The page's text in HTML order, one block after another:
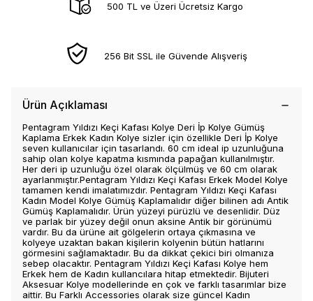
500 TL ve Üzeri Ücretsiz Kargo
256 Bit SSL ile Güvende Alışveriş
Ürün Açıklaması
Pentagram Yıldızı Keçi Kafası Kolye Deri İp Kolye Gümüş
Kaplama Erkek Kadın Kolye sizler için özellikle Deri İp Kolye
seven kullanıcılar için tasarlandı. 60 cm ideal ip uzunluğuna
sahip olan kolye kapatma kısmında papağan kullanılmıştır.
Her deri ip uzunluğu özel olarak ölçülmüş ve 60 cm olarak
ayarlanmıştır.Pentagram Yıldızı Keçi Kafası Erkek Model Kolye
tamamen kendi imalatımızdır. Pentagram Yıldızı Keçi Kafası
Kadın Model Kolye Gümüş Kaplamalıdır diğer bilinen adı Antik
Gümüş Kaplamalıdır. Ürün yüzeyi pürüzlü ve desenlidir. Düz
ve parlak bir yüzey değil onun aksine Antik bir görünümü
vardır. Bu da ürüne ait gölgelerin ortaya çıkmasına ve
kolyeye uzaktan bakan kişilerin kolyenin bütün hatlarını
görmesini sağlamaktadır. Bu da dikkat çekici biri olmanıza
sebep olacaktır. Pentagram Yıldızı Keçi Kafası Kolye hem
Erkek hem de Kadın kullancılara hitap etmektedir. Bijuteri
Aksesuar Kolye modellerinde en çok ve farklı tasarımlar bize
aittir. Bu Farklı Accessories olarak size güncel Kadın